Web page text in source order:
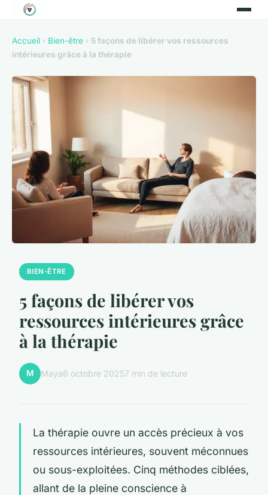
Accueil › Bien-être › 5 façons de libérer vos ressources
intérieures grâce à la thérapie
BIEN-ÊTRE
5 façons de libérer vos
ressources intérieures grâce
à la thérapie
M Maya6 octobre 20257 min de lecture
La thérapie ouvre un accès précieux à vos
ressources intérieures, souvent méconnues
ou sous-exploitées. Cinq méthodes ciblées,
allant de la pleine conscience à